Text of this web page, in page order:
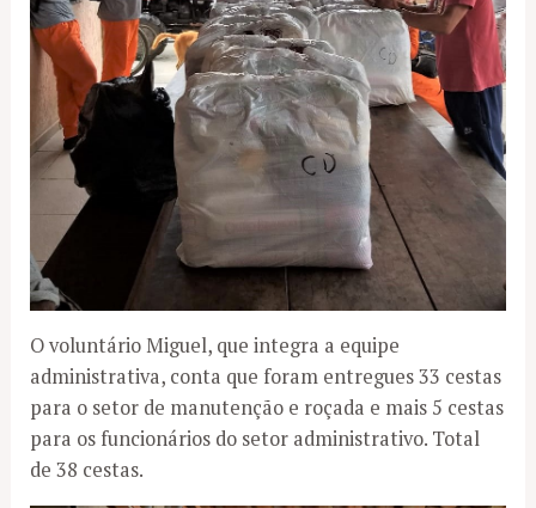
O voluntário Miguel, que integra a equipe
administrativa, conta que foram entregues 33 cestas
para o setor de manutenção e roçada e mais 5 cestas
para os funcionários do setor administrativo. Total
de 38 cestas.